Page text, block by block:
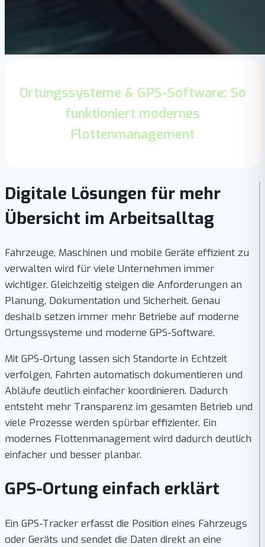
Ortungssysteme & GPS-Software: So
funktioniert modernes
Flottenmanagement
Digitale Lösungen für mehr
Übersicht im Arbeitsalltag
Fahrzeuge, Maschinen und mobile Geräte effizient zu
verwalten wird für viele Unternehmen immer
wichtiger. Gleichzeitig steigen die Anforderungen an
Planung, Dokumentation und Sicherheit. Genau
deshalb setzen immer mehr Betriebe auf moderne
Ortungssysteme und moderne GPS-Software.
Mit GPS-Ortung lassen sich Standorte in Echtzeit
verfolgen, Fahrten automatisch dokumentieren und
Abläufe deutlich einfacher koordinieren. Dadurch
entsteht mehr Transparenz im gesamten Betrieb und
viele Prozesse werden spürbar effizienter. Ein
modernes Flottenmanagement wird dadurch deutlich
einfacher und besser planbar.
GPS-Ortung einfach erklärt
Ein GPS-Tracker erfasst die Position eines Fahrzeugs
oder Geräts und sendet die Daten direkt an eine